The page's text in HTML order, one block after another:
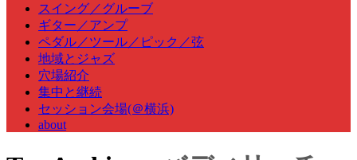
スイング／グルーブ
ギター／アンプ
ペダル／ツール／ピック／弦
地域とジャズ
穴場紹介
集中と継続
セッション会場(＠横浜)
about